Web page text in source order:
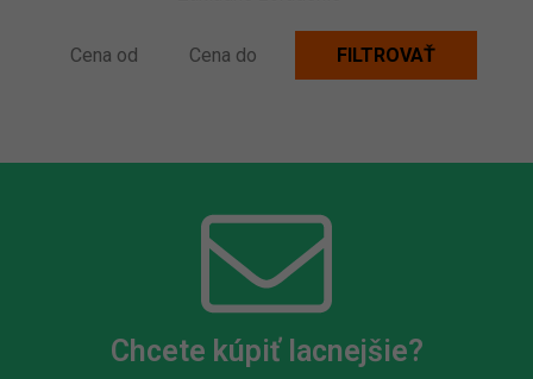
Chcete kúpiť lacnejšie?